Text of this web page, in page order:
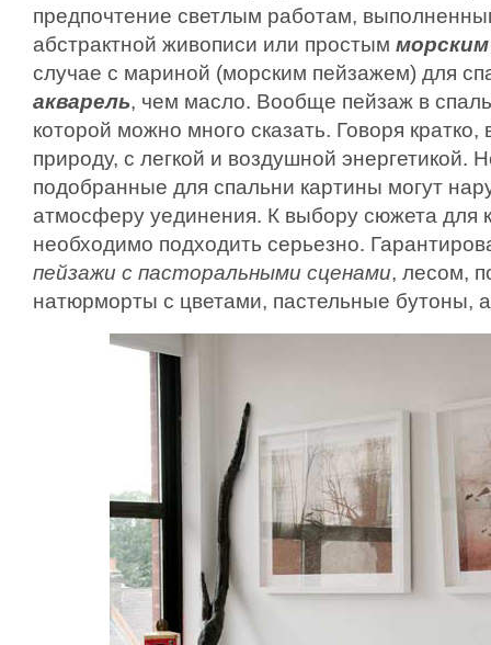
предпочтение светлым работам,
абстрактной живописи или простым
случае с мариной (морским пейзажем) для
акварель, чем масло. Вообще пейзаж в
которой можно много сказать. Говоря
природу, с легкой и воздушной энергетикой.
подобранные для спальни картины могут
атмосферу уединения. К выбору сюжета для
необходимо подходить серьезно.
пейзажи с пасторальными сценами, лесом,
натюрморты с цветами, пастельные бутоны,